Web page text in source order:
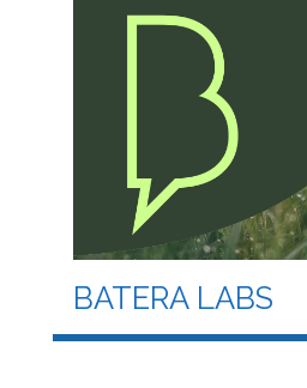
BATERA LABS